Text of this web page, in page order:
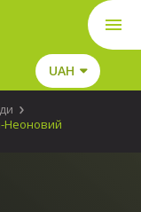
UAH
Неоновий